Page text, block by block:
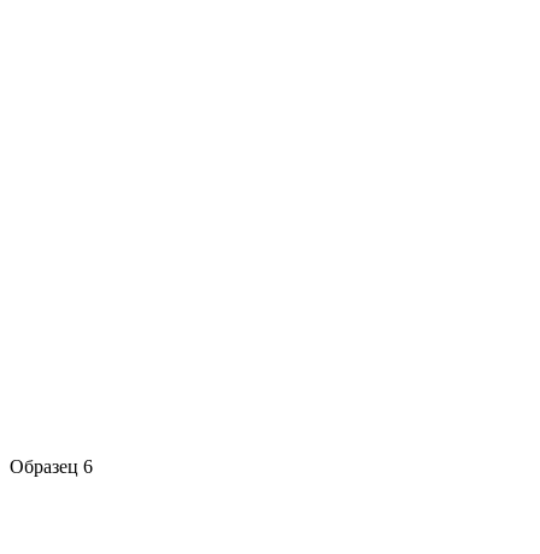
Образец 6